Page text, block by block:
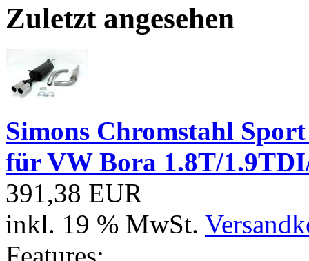
Zuletzt angesehen
Simons Chromstahl
für VW Bora 1.8T/
391,38 EUR
inkl. 19 % MwSt.